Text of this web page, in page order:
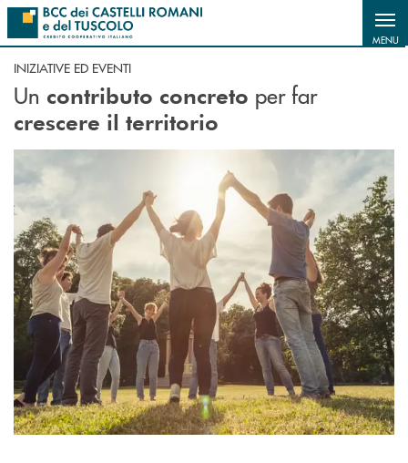
Salta al contenuto principale
MENU
INIZIATIVE ED EVENTI
Un contributo concreto per far
crescere il territorio